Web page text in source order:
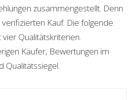
zusammengestellt. Denn
Kauf. Die folgende
Qualitätskriterien.
Käufer, Bewertungen im
Qualitätssiegel.